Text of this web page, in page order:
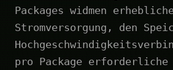
Packages widmen
Stromversorgung, den
pro Package erforderliche